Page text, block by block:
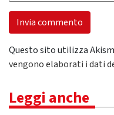
Questo sito utilizza
vengono elaborati i dati
Leggi anche